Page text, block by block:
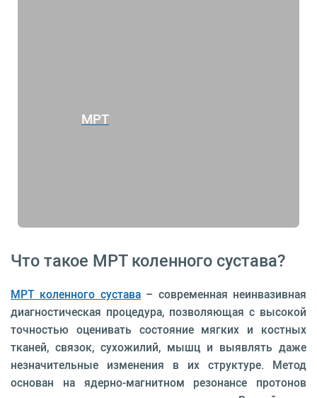
МРТ
Что такое МРТ коленного сустава?
МРТ коленного сустава– современная неинвазивная
диагностическая процедура, позволяющая с высокой
точностью оценивать состояние мягких и костных
тканей, связок, сухожилий, мышц и выявлять даже
незначительные изменения в их структуре. Метод
основан на ядерно-магнитном резонансе протонов